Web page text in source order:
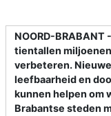
NOORD-
tientallen
verbeteren.
leefbaarheid en
kunnen helpen om
Brabantse steden